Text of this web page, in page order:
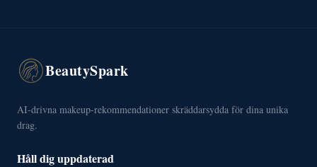
BeautySpark
AI-drivna makeup-rekommendationer skräddarsydda för dina unika
drag.
Håll dig uppdaterad